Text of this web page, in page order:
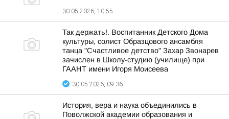
30.05.2026, 10:55
Так держать!. Воспитанник Детского Дома
культуры, солист Образцового ансамбля
танца "Счастливое детство" Захар Звонарев
зачислен в Школу-студию (училище) при
ГААНТ имени Игоря Моисеева
30.05.2026, 09:36
История, вера и наука объединились в
Поволжской академии образования и